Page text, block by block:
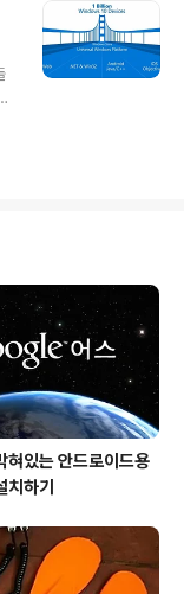
혀있는 안드로이드용
치하기